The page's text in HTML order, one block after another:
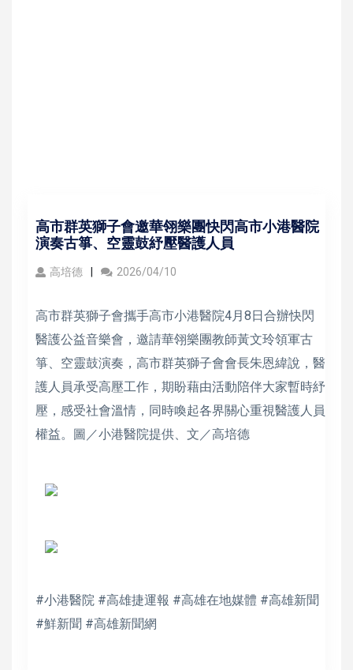
高市群英獅子會邀華翎樂團快閃高市小港醫院
演奏古箏、空靈鼓紓壓醫護人員
高培德 2026/04/10
高市群英獅子會攜手高市小港醫院4月8日合辦快閃
醫護公益音樂會，邀請華翎樂團教師黃文玲領軍古
箏、空靈鼓演奏，高市群英獅子會會長朱恩緯說，醫
護人員承受高壓工作，期盼藉由活動陪伴大家暫時紓
壓，感受社會溫情，同時喚起各界關心重視醫護人員
權益。圖／小港醫院提供、文／高培德
#小港醫院 #高雄捷運報 #高雄在地媒體 #高雄新聞
#鮮新聞 #高雄新聞網